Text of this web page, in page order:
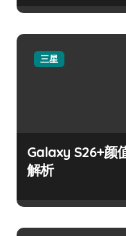
三星
Galaxy S26+颜
解析